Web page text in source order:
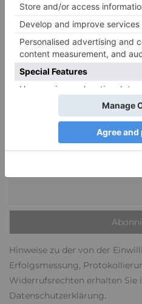
GESELLSCHAFT,
GESUNDHEIT &
KARRIERE & BERUF
PSYCHE &
KEINEN ARTIKEL
Ja, ich möchte 1-2x monatlich
auf psymag.de informiert
Hinweise zu der von der
Erfolgsmessung,
Widerrufsrechten erhalten Sie
Datenschutzerklärung.